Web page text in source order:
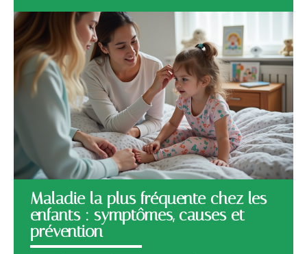
Maladie la plus fréquente chez les
enfants : symptômes, causes et
prévention